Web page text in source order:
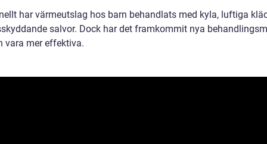
har värmeutslag hos barn behandlats med kyla, luftiga
salvor. Dock har det framkommit nya
vara mer effektiva.